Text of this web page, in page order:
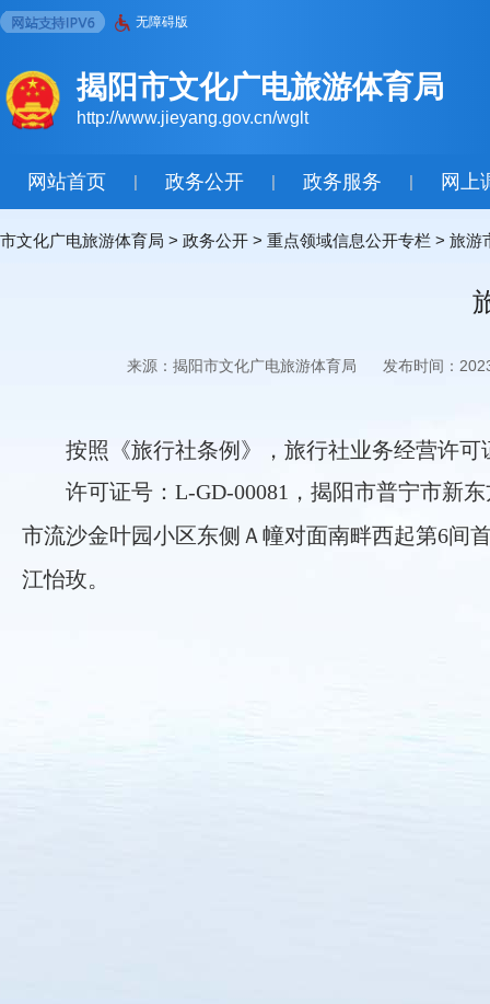
无障碍版
揭阳市文化广电旅游体育局
http://www.jieyang.gov.cn/wglt
网站首页 | 政务公开 | 政务服务 | 网上
市文化广电旅游体育局 > 政务公开 > 重点领域信息公开专栏 > 旅游
来源：揭阳市文化广电旅游体育局 发布时间：
按照《旅行社条例》，旅行社业务经营许可
许可证号：L-GD-00081，揭阳市普宁市新东
市流沙金叶园小区东侧Ａ幢对面南畔西起第6间
江怡玫。